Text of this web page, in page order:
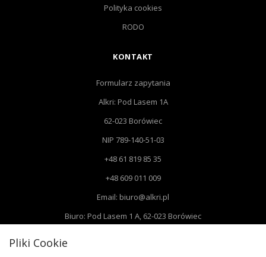
Polityka cookies
RODO
KONTAKT
Formularz zapytania
Alkri: Pod Lasem 1A
62-023 Borówiec
NIP 789-140-51-03
+48 61 819 85 35
+48 609 011 009
Email: biuro@alkri.pl
Biuro: Pod Lasem 1 A, 62-023 Borówiec
Pliki Cookie